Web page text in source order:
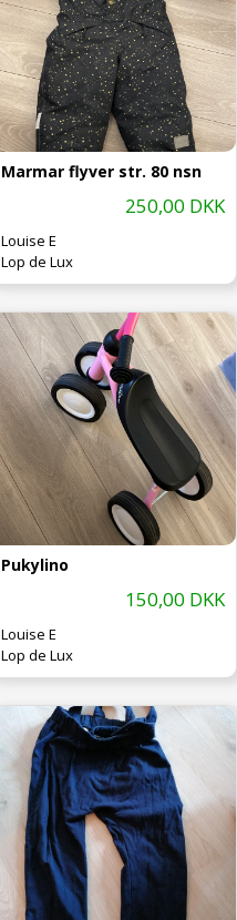
Marmar flyver str. 80 nsn
250,00 DKK
Louise E
Lop de Lux
Pukylino
150,00 DKK
Louise E
Lop de Lux